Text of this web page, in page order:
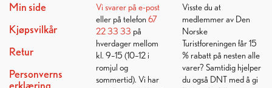
Min side
Kjøpsvilkår
Retur
Personverns
Vi svarer på e-post
eller på telefon 67
22 33 33 på
hverdager mellom
kl. 9–15 (10–12 i
romjul og
sommertid). Vi har
Visste du at
medlemmer av Den
Norske
Turistforeningen får 15
% rabatt på nesten alle
varer? Samtidig hjelper
du også DNT med å gi